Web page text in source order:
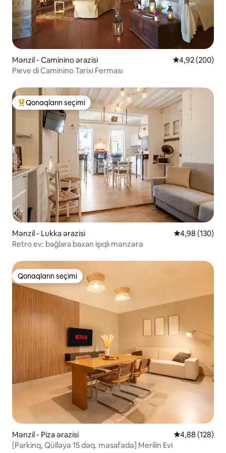
Mənzil - Caminino ərazisi Ortalama
4,92 (200)
Pieve di Caminino Tarixi Ferması
Populyar "Qonaqların seçimi"
Qonaqların seçimi
Mənzil - Lukka ərazisi Ortalama
4,98 (130)
Retro ev: bağlara baxan işıqlı mənzərə
Qonaqların seçimi
Qonaqların seçimi
Mənzil - Piza ərazisi Ortalama
4,88 (128)
[Parkinq, Qülləyə 15 dəq. məsafədə] Merilin Evi